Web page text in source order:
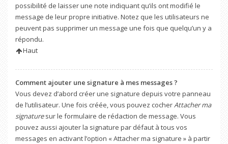
possibilité de laisser une note indiquant qu’ils ont modifié le
message de leur propre initiative. Notez que les utilisateurs ne
peuvent pas supprimer un message une fois que quelqu’un y a
répondu.
Haut
Comment ajouter une signature à mes messages ?
Vous devez d’abord créer une signature depuis votre panneau
de l’utilisateur. Une fois créée, vous pouvez cocherAttacher ma
signaturesur le formulaire de rédaction de message. Vous
pouvez aussi ajouter la signature par défaut à tous vos
messages en activant l’option « Attacher ma signature » à partir